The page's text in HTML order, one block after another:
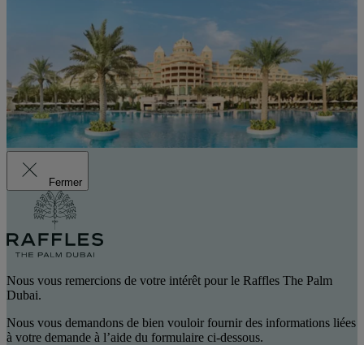
Fermer
Nous vous remercions de votre intérêt pour le Raffles The Palm
Dubai.
Nous vous demandons de bien vouloir fournir des informations liées
à votre demande à l’aide du formulaire ci-dessous.